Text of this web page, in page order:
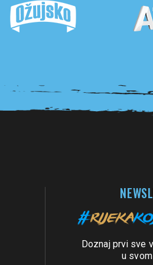
Doznaj prvi sve
u